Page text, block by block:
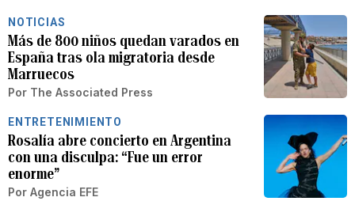
NOTICIAS
Más de 800 niños quedan varados en
España tras ola migratoria desde
Marruecos
Por The Associated Press
ENTRETENIMIENTO
Rosalía abre concierto en Argentina
con una disculpa: “Fue un error
enorme”
Por Agencia EFE